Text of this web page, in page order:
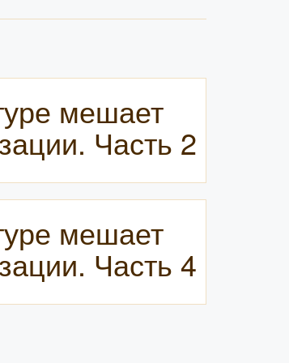
мешает
Часть 2
мешает
Часть 4